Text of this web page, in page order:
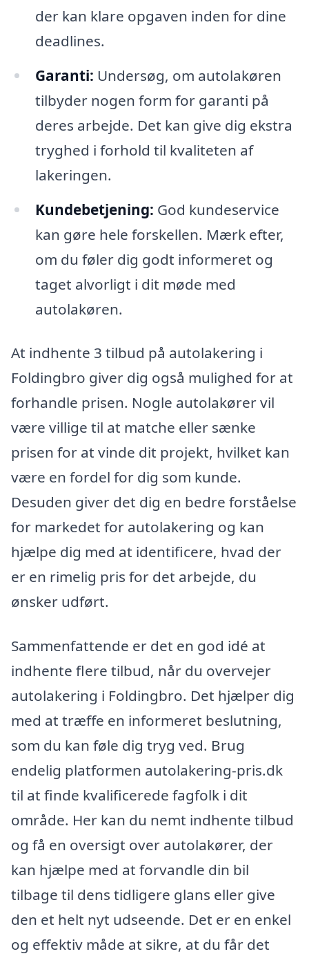
der kan klare opgaven inden for dine
deadlines.
Garanti: Undersøg, om autolakøren
tilbyder nogen form for garanti på
deres arbejde. Det kan give dig ekstra
tryghed i forhold til kvaliteten af
lakeringen.
Kundebetjening: God kundeservice
kan gøre hele forskellen. Mærk efter,
om du føler dig godt informeret og
taget alvorligt i dit møde med
autolakøren.
At indhente 3 tilbud på autolakering i
Foldingbro giver dig også mulighed for at
forhandle prisen. Nogle autolakører vil
være villige til at matche eller sænke
prisen for at vinde dit projekt, hvilket kan
være en fordel for dig som kunde.
Desuden giver det dig en bedre forståelse
for markedet for autolakering og kan
hjælpe dig med at identificere, hvad der
er en rimelig pris for det arbejde, du
ønsker udført.
Sammenfattende er det en god idé at
indhente flere tilbud, når du overvejer
autolakering i Foldingbro. Det hjælper dig
med at træffe en informeret beslutning,
som du kan føle dig tryg ved. Brug
endelig platformen autolakering-pris.dk
til at finde kvalificerede fagfolk i dit
område. Her kan du nemt indhente tilbud
og få en oversigt over autolakører, der
kan hjælpe med at forvandle din bil
tilbage til dens tidligere glans eller give
den et helt nyt udseende. Det er en enkel
og effektiv måde at sikre, at du får det